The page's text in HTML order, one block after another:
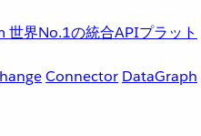
世界No.1の統合APIプラット
Connector DataGraph